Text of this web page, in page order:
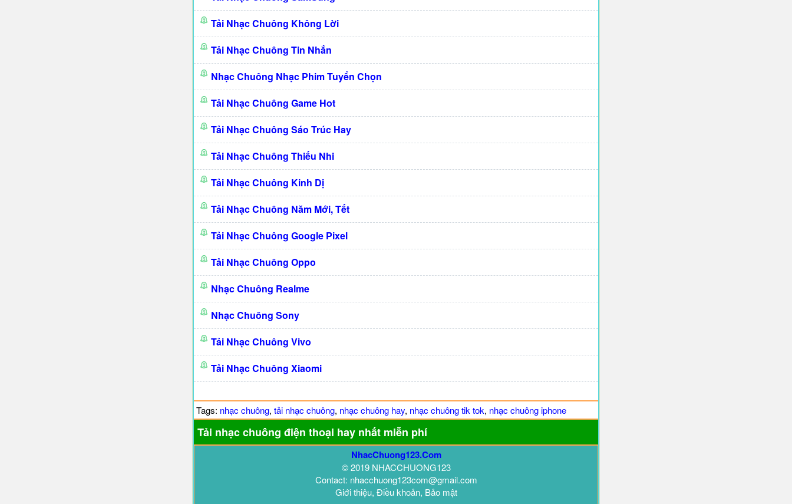
Tải Nhạc Chuông Không Lời
Tải Nhạc Chuông Tin Nhắn
Nhạc Chuông Nhạc Phim Tuyển Chọn
Tải Nhạc Chuông Game Hot
Tải Nhạc Chuông Sáo Trúc Hay
Tải Nhạc Chuông Thiếu Nhi
Tải Nhạc Chuông Kinh Dị
Tải Nhạc Chuông Năm Mới, Tết
Tải Nhạc Chuông Google Pixel
Tải Nhạc Chuông Oppo
Nhạc Chuông Realme
Nhạc Chuông Sony
Tải Nhạc Chuông Vivo
Tải Nhạc Chuông Xiaomi
Tags: nhạc chuông, tải nhạc chuông, nhạc chuông hay, nhạc chuông tik tok, nhạc chuông iphone
Tải nhạc chuông điện thoại hay nhất miễn phí
NhacChuong123.Com
© 2019 NHACCHUONG123
Contact: nhacchuong123com@gmail.com
Giới thiệu, Điều khoản, Bảo mật